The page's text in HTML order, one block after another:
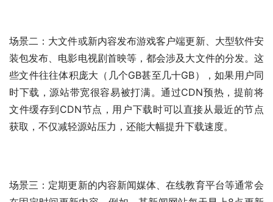
场景二：大文件或新内容发布游戏客户端更新、大型软件安
装包发布、电影电视剧首映等，都会涉及大文件的分发。这
些文件往往体积庞大（几个GB甚至几十GB），如果用户同
时下载，源站带宽很容易被打满。通过CDN预热，提前将
文件缓存到CDN节点，用户下载时可以直接从最近的节点
获取，不仅减轻源站压力，还能大幅提升下载速度。
场景三：定期更新的内容新闻媒体、在线教育平台等通常会